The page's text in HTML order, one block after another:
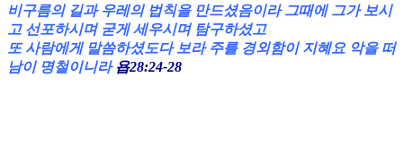
비구름의 길과 우레의 법칙을 만드셨음이라 그때에 그가 보시
고 선포하시며 굳게 세우시며 탐구하셨고
또 사람에게 말씀하셨도다 보라 주를 경외함이 지혜요 악을 떠
남이 명철이니라 욥28:24-28